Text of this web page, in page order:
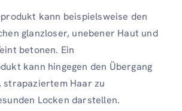
kann beispielsweise den
glanzloser, unebener Haut und
betonen. Ein
kann hingegen den Übergang
strapaziertem Haar zu
Locken darstellen.